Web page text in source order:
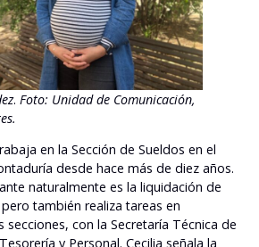
. Foto: Unidad de Comunicación,
en la Sección de Sueldos en el
desde hace más de diez años.
naturalmente es la liquidación de
también realiza tareas en
secciones, con la Secretaría Técnica de
y Personal. Cecilia señala la